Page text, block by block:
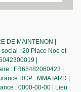
DE MAINTENON |
: 20 Place Noé et
|
: FR68482060423 |
RCP : MMA IARD |
: 0000-00-00 | Lieu